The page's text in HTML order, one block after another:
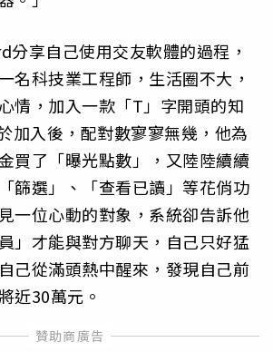
分享自己使用交友軟體的過程，
名科技業工程師，生活圈不大，
情，加入一款「T」字開頭的知
加入後，配對數寥寥無幾，他為
買了「曝光點數」，又陸陸續續
篩選」、「查看已讀」等花俏功
一位心動的對象，系統卻告訴他
」才能與對方聊天，自己只好猛
己從滿頭熱中醒來，發現自己前
近30萬元。